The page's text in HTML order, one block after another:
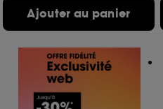
Ajouter au panier